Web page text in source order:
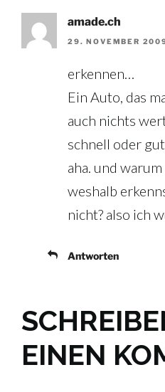
amade.ch
29. NOVEMBER
erkennen…
Ein Auto, das
auch nichts
schnell oder
aha. und
weshalb
nicht? also ich
Antworten
EINEN